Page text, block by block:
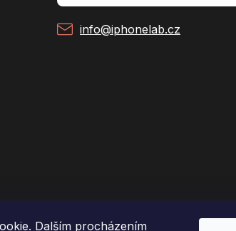
Dalším procházením
info@iphonelab.cz